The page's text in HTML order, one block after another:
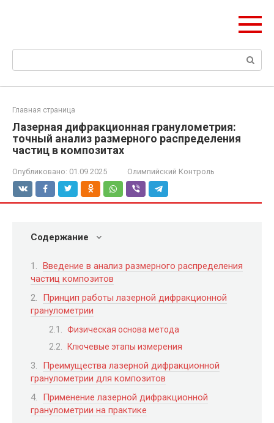
Поиск:
Главная страница
Лазерная дифракционная гранулометрия:
точный анализ размерного распределения
частиц в композитах
Опубликовано: 01.09.2025 Олимпийский Контроль
Содержание
Введение в анализ размерного распределения
частиц композитов
Принцип работы лазерной дифракционной
гранулометрии
Физическая основа метода
Ключевые этапы измерения
Преимущества лазерной дифракционной
гранулометрии для композитов
Применение лазерной дифракционной
гранулометрии на практике